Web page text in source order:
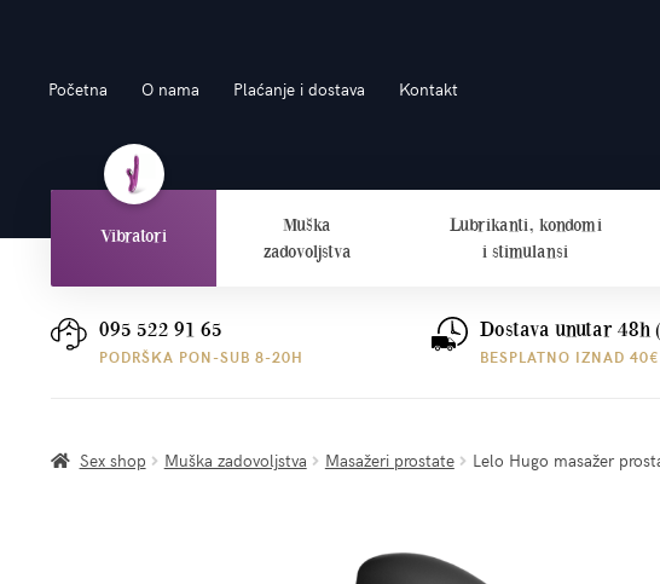
na
do
Početna O nama Plaćanje i dostava Kontakt
Vibratori
Muška
zadovoljstva
Lubrikanti, kondomi
i stimulansi
095 522 91 65
PODRŠKA PON-SUB 8-20H
Dostava unutar 48h
BESPLATNO IZNAD 40€
Sex shop Muška zadovoljstva Masažeri prostate Lelo Hugo masažer